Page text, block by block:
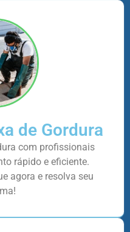
de Gordura
com profissionais
rápido e eficiente.
agora e resolva seu